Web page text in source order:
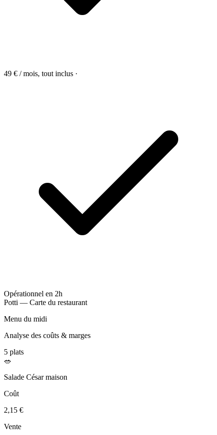
49 € / mois, tout inclus ·
Opérationnel en 2h
Potti — Carte du restaurant
Menu du midi
Analyse des coûts & marges
5 plats
🥗
Salade César maison
Coût
2,15 €
Vente